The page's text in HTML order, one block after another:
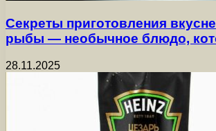
Секреты приготовления
рыбы — необычное блюдо,
28.11.2025